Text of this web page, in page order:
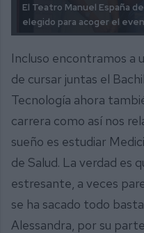
El Teatro Manuel España
elegido para acoger el
Incluso encontramos a
de cursar juntas el
Tecnología ahora
carrera como así nos
sueño es estudiar
de Salud. La verdad es
estresante, a veces
se ha sacado todo
Alessandra, por su